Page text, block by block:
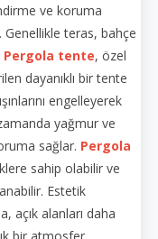
ve koruma
Genellikle teras, bahçe
Pergola tente, özel
dayanıklı bir tente
engelleyerek
yağmur ve
sağlar. Pergola
sahip olabilir ve
Estetik
açık alanları daha
bir atmosfer